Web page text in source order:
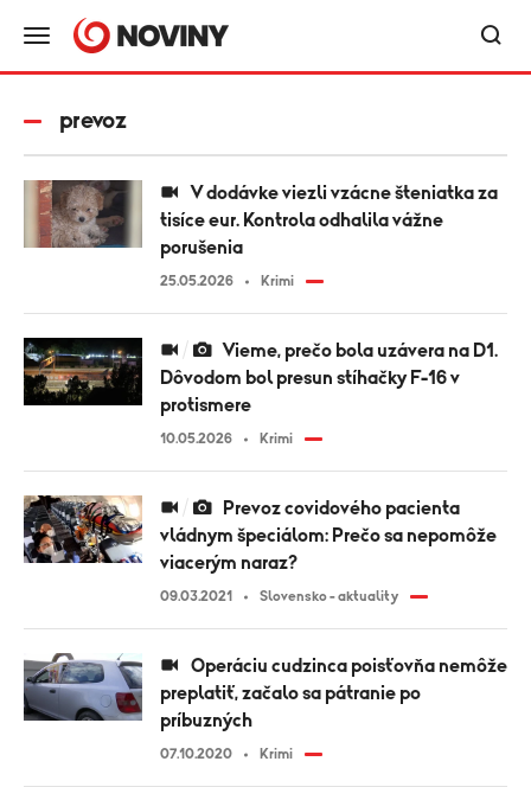
prevoz
tisíce eur. Kontrola odhalila vážne
porušenia
25.05.2026 Krimi
Dôvodom bol presun stíhačky F-16 v
protismere
10.05.2026 Krimi
vládnym špeciálom: Prečo sa nepomôže
viacerým naraz?
09.03.2021 Slovensko - aktuality
preplatiť, začalo sa pátranie po
príbuzných
07.10.2020 Krimi